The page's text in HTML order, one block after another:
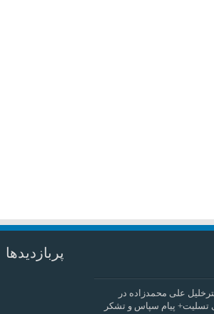
علی محمدزاده در
تسلیت+ پیام سپاس و تشکر
پربازدیدها